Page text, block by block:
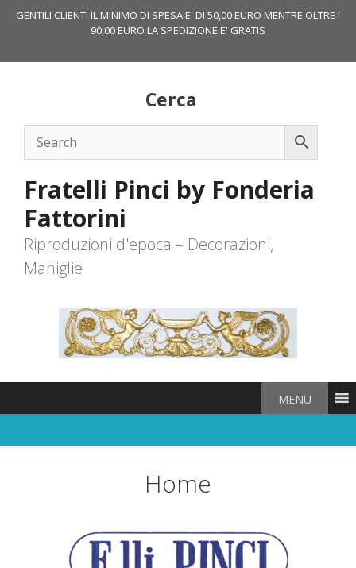
GENTILI CLIENTI IL MINIMO DI SPESA E' DI 50,00 EURO MENTRE OLTRE I
90,00 EURO LA SPEDIZIONE E' GRATIS
Cerca
Fratelli Pinci by Fonderia
Fattorini
Riproduzioni d'epoca – Decorazioni,
Maniglie
MENU
Home